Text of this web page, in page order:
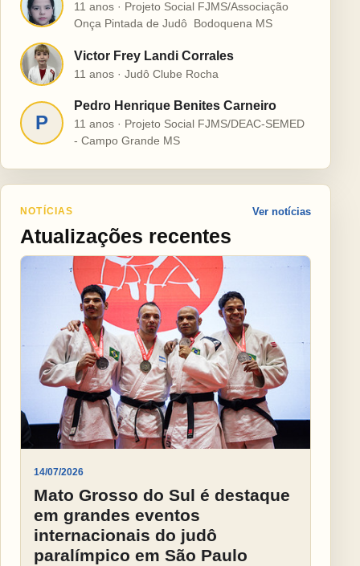
H
11 anos · Projeto Social FJMS/Associação
Onça Pintada de Judô  Bodoquena MS
V Victor Frey Landi Corrales
11 anos · Judô Clube Rocha
P
Pedro Henrique Benites Carneiro
11 anos · Projeto Social FJMS/DEAC-SEMED
- Campo Grande MS
NOTÍCIAS
Atualizações recentes
Ver notícias
14/07/2026
Mato Grosso do Sul é destaque
em grandes eventos
internacionais do judô
paralímpico em São Paulo